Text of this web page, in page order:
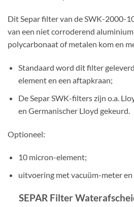
Dit Separ filter van de SWK-2000-
van een niet corroderend
polycarbonaat of metalen kom en
Standaard word dit filter
element en een aftapkraan;
De Separ SWK-filters zijn o.a.
en Germanischer Lloyd gekeurd.
Optioneel:
10 micron-element;
uitvoering met vacuüm-meter
SEPAR Filter